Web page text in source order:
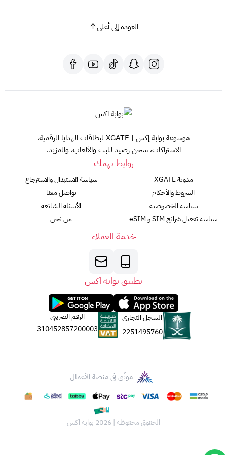
هذا المنتج مخصص لحسابات ستيم السعودية.
العودة إلى أعلى
موسوعة بوابة إكس | XGATE لبطاقات الهدايا الرقمية،
الاشتراكات، شحن رصيد للبث والألعاب، والمزيد.
روابط تهمك
مدونة XGATE
الشروط والأحكام
سياسة الخصوصية
سياسة تفعيل شرائح SIM و eSIM
سياسة الاستبدال والاسترجاع
تواصل معنا
الأسئلة الشائعة
من نحن
خدمة العملاء
تطبيق بوابة اكس
السجل التجاري
2251495760
الرقم الضريبي
310452857200003
موثّق في منصة الأعمال
الحقوق محفوظة | 2026 بوابة اكس